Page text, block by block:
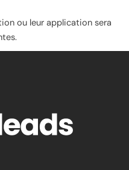
ou leur application sera